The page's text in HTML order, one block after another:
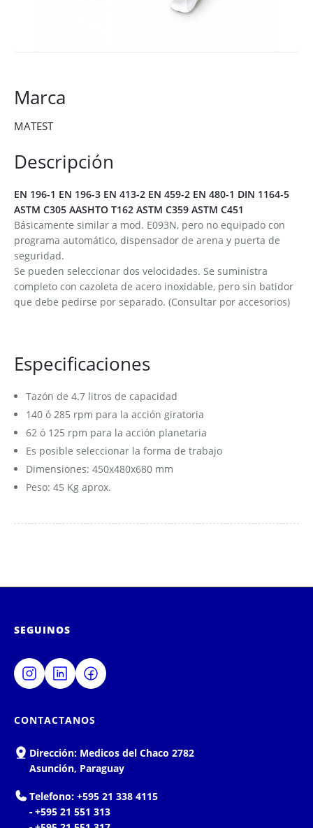
Marca
MATEST
Descripción
EN 196-1 EN 196-3 EN 413-2 EN 459-2 EN 480-1 DIN 1164-5
ASTM C305 AASHTO T162 ASTM C359 ASTM C451
Básicamente similar a mod. E093N, pero no equipado con
programa automático, dispensador de arena y puerta de
seguridad.
Se pueden seleccionar dos velocidades. Se suministra
completo con cazoleta de acero inoxidable, pero sin batidor
que debe pedirse por separado. (Consultar por accesorios)
Especificaciones
T​azón de 4.7 litros de capacidad
140 ó 285 rpm para la acción giratoria
62 ó 125 rpm para la acción planetaria
Es posible seleccionar la forma de trabajo
Dimensiones: 450x480x680 mm
Peso: 45 Kg aprox.
SEGUINOS
CONTACTANOS
Dirección: Medicos del Chaco 2782
Asunción, Paraguay
Telefono: +595 21 338 4115
-+595 21 551 313